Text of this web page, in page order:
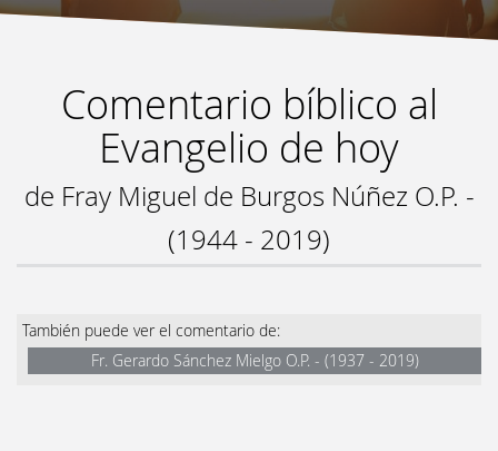
Comentario bíblico al
Evangelio de hoy
de Fray Miguel de Burgos Núñez O.P. -
(1944 - 2019)
También puede ver el comentario de:
Fr. Gerardo Sánchez Mielgo O.P. - (1937 - 2019)